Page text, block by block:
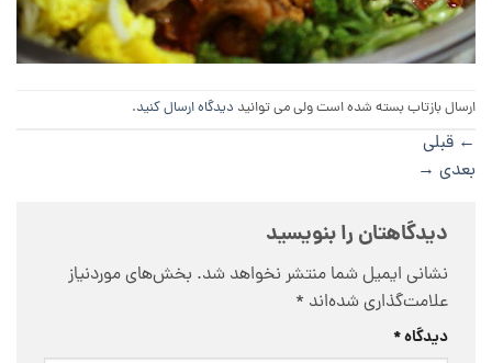
ارسال بازتاب بسته شده است ولی می توانید دیدگاه ارسال کنید.
← قبلی
بعدی →
دیدگاهتان را بنویسید
نشانی ایمیل شما منتشر نخواهد شد. بخش‌های موردنیاز
علامت‌گذاری شده‌اند *
دیدگاه*